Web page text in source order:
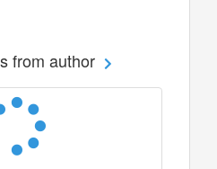
from author